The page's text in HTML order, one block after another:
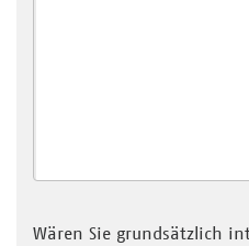
Wären Sie grundsätzlich